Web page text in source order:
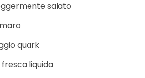
salato
quark
liquida